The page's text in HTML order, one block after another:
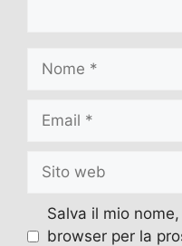
web
Salva il mio
browser per la